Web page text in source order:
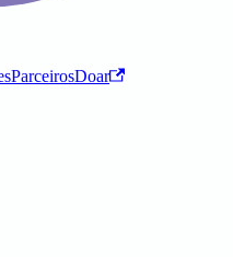
ParceirosDoar